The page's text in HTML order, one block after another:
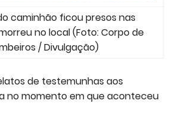
caminhão ficou presos nas
no local (Foto: Corpo de
/ Divulgação)
de testemunhas aos
no momento em que aconteceu